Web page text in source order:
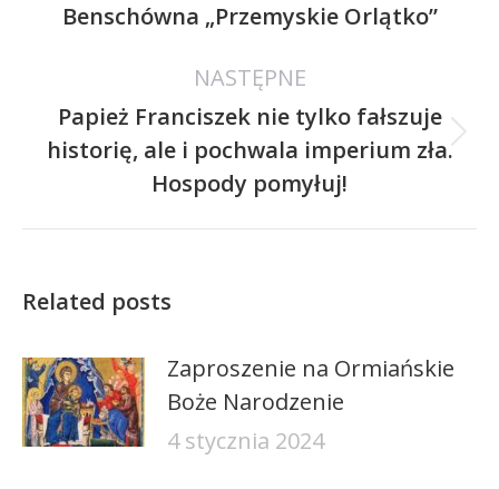
wpis:
Benschówna „Przemyskie Orlątko”
NASTĘPNE
Następny
wpis:
Papież Franciszek nie tylko fałszuje
historię, ale i pochwala imperium zła.
Hospody pomyłuj!
Related posts
Zaproszenie na Ormiańskie
Boże Narodzenie
4 stycznia 2024